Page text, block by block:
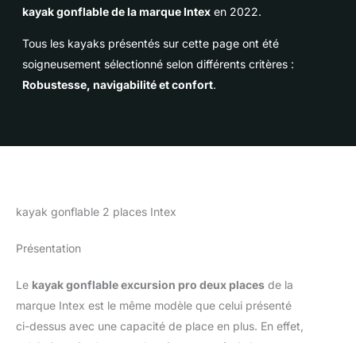
kayak gonflable de la marque Intex en 2022.
Tous les kayaks présentés sur cette page ont été
soigneusement sélectionné selon différents critères :
Robustesse, navigabilité et confort.
kayak gonflable 2 places Intex
Présentation
Le kayak gonflable excursion pro deux places de la
marque Intex est le même modèle que celui présenté
ci-dessus avec une capacité de place en plus. En effet,